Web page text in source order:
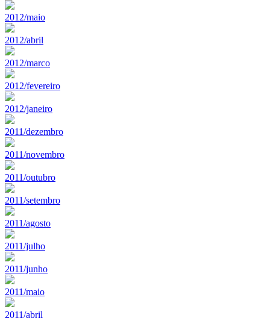
2012/maio
2012/abril
2012/marco
2012/fevereiro
2012/janeiro
2011/dezembro
2011/novembro
2011/outubro
2011/setembro
2011/agosto
2011/julho
2011/junho
2011/maio
2011/abril